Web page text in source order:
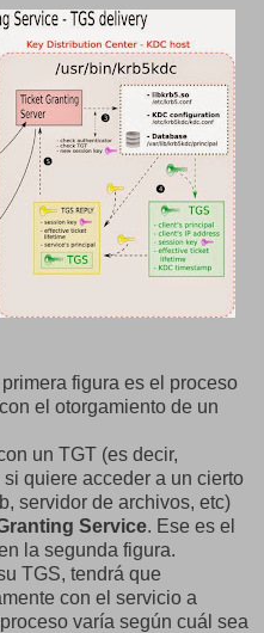
figura es el proceso
el otorgamiento de un
un TGT (es decir,
quiere acceder a un cierto
servidor de archivos, etc)
Service. Ese es el
la segunda figura.
TGS, tendrá que
con el servicio a
varía según cuál sea